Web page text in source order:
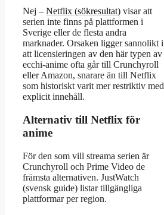
Nej – Netflix (sökresultat) visar att
serien inte finns på plattformen i
Sverige eller de flesta andra
marknader. Orsaken ligger sannolikt i
att licensieringen av den här typen av
ecchi-anime ofta går till Crunchyroll
eller Amazon, snarare än till Netflix
som historiskt varit mer restriktiv med
explicit innehåll.
Alternativ till Netflix för
anime
För den som vill streama serien är
Crunchyroll och Prime Video de
främsta alternativen. JustWatch
(svensk guide) listar tillgängliga
plattformar per region.